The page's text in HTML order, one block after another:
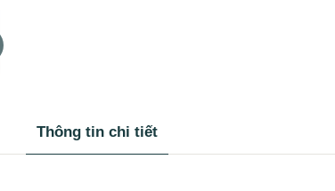
Thông tin chi tiết